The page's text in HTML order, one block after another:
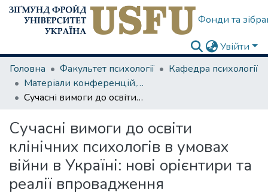
Фонди та
Увійти
Головна
Факультет психології
Кафедра психології
Матеріали конференцій, семінарів
Сучасні вимоги до освіти клінічних психологів в умовах війни в Україні: нові орієнтири та реалії впровадження
Сучасні вимоги до освіти
клінічних психологів в умовах
війни в Україні: нові орієнтири та
реалії впровадження